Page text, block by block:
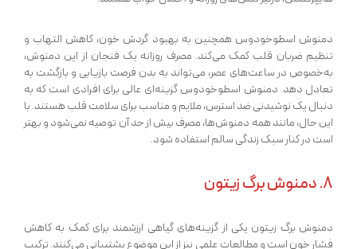
دمنوش اسطوخودوس همچنین به بهبود گردش خون، کاهش التهاب و
تنظیم ضربان قلب کمک می‌کند. مصرف روزانه یک فنجان از این دمنوش،
به‌خصوص در ساعت‌های عصر، می‌تواند به بدن فرصت بازیابی و بازگشت به
تعادل دهد. دمنوش اسطوخودوس گزینه‌ای عالی برای افرادی است که به
دنبال یک نوشیدنی ضد استرس، ملایم و مناسب برای سلامت قلب هستند. با
این حال، مانند همه دمنوش‌ها، مصرف بیش از حد آن توصیه نمی‌شود و بهتر
است در کنار سبک زندگی سالم استفاده شود.
8. دمنوش برگ زیتون
دمنوش برگ زیتون یکی از گزینه‌های گیاهی ارزشمند برای کمک به کاهش
فشار خون است و مطالعات علمی نیز از این موضوع پشتیبانی می‌کنند. ترکیب